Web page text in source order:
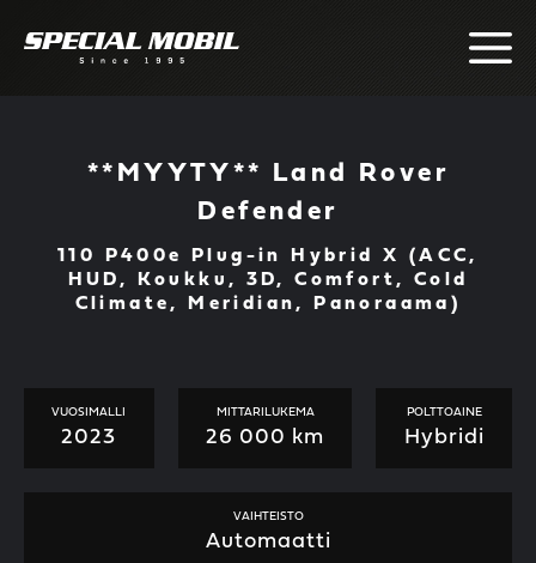
**MYYTY** Land Rover
Defender
110 P400e Plug-in Hybrid X (ACC,
HUD, Koukku, 3D, Comfort, Cold
Climate, Meridian, Panoraama)
VUOSIMALLI
2023
MITTARILUKEMA
26 000 km
POLTTOAINE
Hybridi
VAIHTEISTO
Automaatti